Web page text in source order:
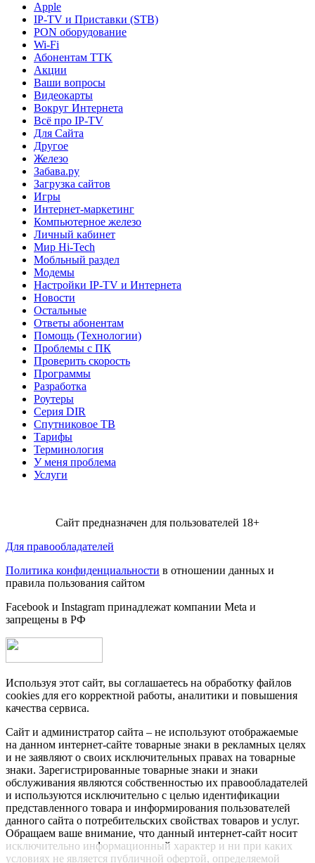
Apple
IP-TV и Приставки (STB)
PON оборудование
Wi-Fi
Абонентам TTK
Акции
Ваши вопросы
Видеокарты
Вокруг Интернета
Всё про IP-TV
Для Сайта
Другое
Железо
Забава.ру
Загрузка сайтов
Игры
Интернет-маркетинг
Компьютерное железо
Личный кабинет
Мир Hi-Tech
Мобльный раздел
Модемы
Настройки IP-TV и Интернета
Новости
Остальные
Ответы абонентам
Помощь (Технологии)
Проблемы с ПК
Проверить скорость
Программы
Разработка
Роутеры
Серия DIR
Спутниковое ТВ
Тарифы
Терминология
У меня проблема
Услуги
Сайт предназначен для пользователей 18+
Для правообладателей
Политика конфиденциальности в отношении данных и
правила пользования сайтом
Facebook и Instagram принадлежат компании Metа и
запрещены в РФ
Используя этот сайт, вы соглашаетесь на обработку файлов
cookies для его корректной работы, аналитики и повышения
качества сервиса.
Сайт и администратор сайта – не используют отображаемые
на данном интернет-сайте товарные знаки в рекламных целях
и не заявляют о своих исключительных правах на товарные
знаки. Зарегистрированные товарные знаки и знаки
обслуживания являются собственностью их правообладателей
и используются исключительно с целью идентификации
представленного товара и информирования пользователей
данного сайта о потребительских свойствах товаров и услуг.
Обращаем ваше внимание, что данный интернет-сайт носит
исключительно информационный характер и ни при каких
условиях не является публичной офертой, определяемой